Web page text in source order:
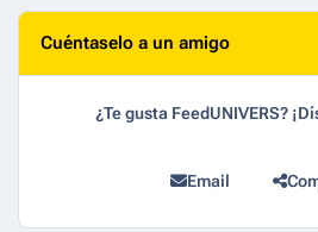
Cuéntaselo a un amigo
¿Te gusta FeedUNIVERS?
Email